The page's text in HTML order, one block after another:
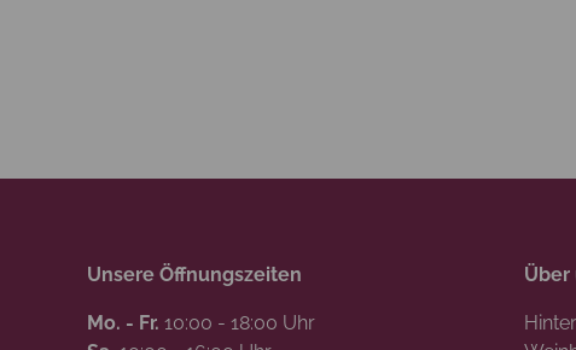
Unsere Öffnungszeiten
Mo. - Fr. 10:00 - 18:00 Uhr
Über